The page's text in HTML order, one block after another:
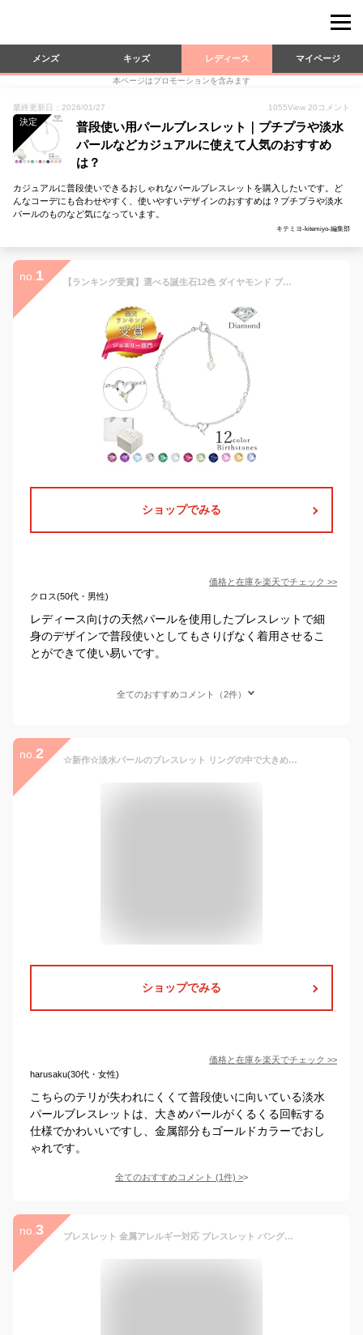
メンズ キッズ レディース マイページ
本ページはプロモーションを含みます
最終更新日：2026/01/27 1055View 20 コメント
決定
普段使い用パールブレスレット｜プチプラや淡水
パールなどカジュアルに使えて人気のおすすめ
は？
カジュアルに普段使いできるおしゃれなパールブレスレットを購入したいです。ど
んなコーデにも合わせやすく、使いやすいデザインのおすすめは？プチプラや淡水
パールのものなど気になっています。
キテミヨ-kitemiyo-編集部
no. 1 【ランキング受賞】選べる誕生石12色 ダイヤモンド ブレスレット レディース 天然パール ブレスレット 未来天使 ハート 本真珠 ブレスレット レディース ブレスレット シルバー MIB5106n シンプル 人気 ギフト 誕生日 女性 普段使い 彼女 誕生日プレゼント 女性
ショップでみる
価格と在庫を楽天でチェック >>
クロス(50代・男性)
レディース向けの天然パールを使用したブレスレットで細
身のデザインで普段使いとしてもさりげなく着用させるこ
とができて使い易いです。
全てのおすすめコメント（2件）
no. 2 ☆新作☆淡水パールのブレスレット リングの中で大きめパールがくるくる回転します♪ レディース プレゼント 普段使い お出かけ パーティー 二次会 本物真珠 BL0037A 6月誕生石 冠婚葬祭 入園式 入学式 卒業式 卒園式
ショップでみる
価格と在庫を楽天でチェック >>
harusaku(30代・女性)
こちらのテリが失われにくくて普段使いに向いている淡水
パールブレスレットは、大きめパールがくるくる回転する
仕様でかわいいですし、金属部分もゴールドカラーでおし
ゃれです。
全てのおすすめコメント (1件) >
no. 3 ブレスレット 金属アレルギー対応 ブレスレット バングル ステンレス 316L バングル プラスティックパール